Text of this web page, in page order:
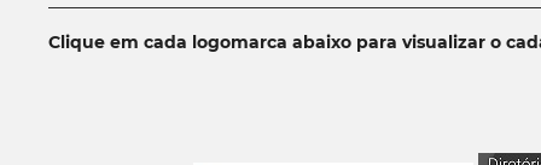
Clique em cada logomarca abaixo para visualizar o